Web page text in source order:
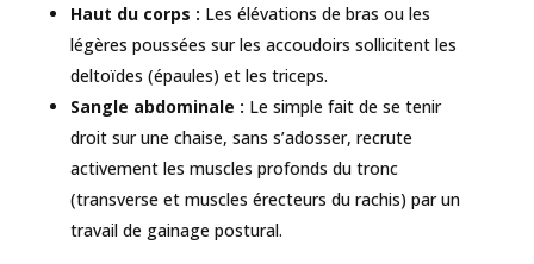
Haut du corps : Les élévations de bras ou les
légères poussées sur les accoudoirs sollicitent les
deltoïdes (épaules) et les triceps.
Sangle abdominale : Le simple fait de se tenir
droit sur une chaise, sans s’adosser, recrute
activement les muscles profonds du tronc
(transverse et muscles érecteurs du rachis) par un
travail de gainage postural.